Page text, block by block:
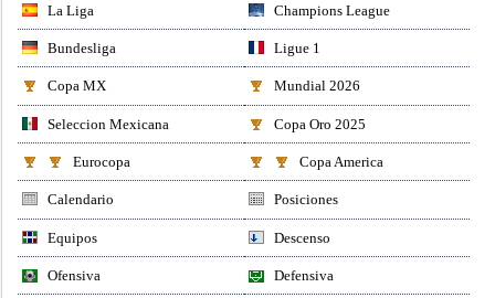
La Liga Champions League
Bundesliga Ligue 1
Copa MX Mundial 2026
Seleccion Mexicana Copa Oro 2025
Eurocopa Copa America
Calendario Posiciones
Equipos Descenso
Ofensiva Defensiva